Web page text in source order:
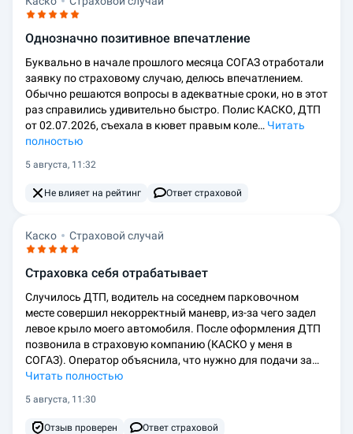
Однозначно позитивное впечатление
Буквально в начале прошлого месяца СОГАЗ отработали
заявку по страховому случаю, делюсь впечатлением.
Обычно решаются вопросы в адекватные сроки, но в этот
раз справились удивительно быстро. Полис КАСКО, ДТП
от 02.07.2026, съехала в кювет правым коле… Читать
полностью
5 августа, 11:32
Не влияет на рейтинг Ответ страховой
Каско Страховой случай
Страховка себя отрабатывает
Случилось ДТП, водитель на соседнем парковочном
месте совершил некорректный маневр, из-за чего задел
левое крыло моего автомобиля. После оформления ДТП
позвонила в страховую компанию (КАСКО у меня в
СОГАЗ). Оператор объяснила, что нужно для подачи за…
Читать полностью
5 августа, 11:30
Отзыв проверен Ответ страховой